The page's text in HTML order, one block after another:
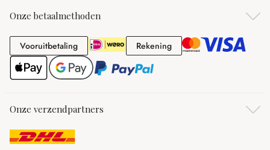
Onze betaalmethoden
VooruitbetalingVooruitbetaling RekeningRekening
Onze verzendpartners